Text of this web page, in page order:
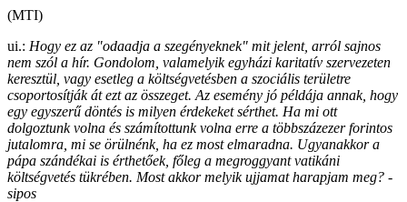
(MTI)
ui.: Hogy ez az "odaadja a szegényeknek" mit jelent, arról sajnos
nem szól a hír. Gondolom, valamelyik egyházi karitatív szervezeten
keresztül, vagy esetleg a költségvetésben a szociális területre
csoportosítják át ezt az összeget. Az esemény jó példája annak, hogy
egy egyszerű döntés is milyen érdekeket sérthet. Ha mi ott
dolgoztunk volna és számítottunk volna erre a többszázezer forintos
jutalomra, mi se örülnénk, ha ez most elmaradna. Ugyanakkor a
pápa szándékai is érthetőek, főleg a megroggyant vatikáni
költségvetés tükrében. Most akkor melyik ujjamat harapjam meg? -
sipos